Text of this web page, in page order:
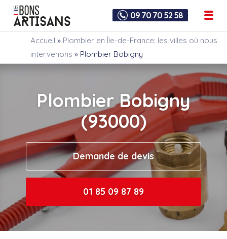
09 70 70 52 58
Accueil » Plombier en Île-de-France: les villes où nous
intervenons » Plombier Bobigny
Plombier Bobigny
(93000)
Demande de devis
01 85 09 87 89